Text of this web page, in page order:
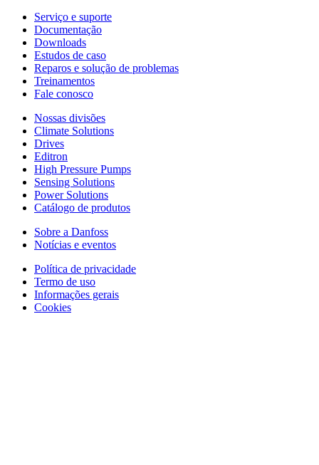
Serviço e suporte
Documentação
Downloads
Estudos de caso
Reparos e solução de problemas
Treinamentos
Fale conosco
Nossas divisões
Climate Solutions
Drives
Editron
High Pressure Pumps
Sensing Solutions
Power Solutions
Catálogo de produtos
Sobre a Danfoss
Notícias e eventos
Política de privacidade
Termo de uso
Informações gerais
Cookies